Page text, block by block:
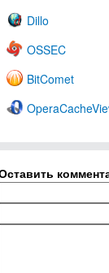
Dillo
OSSEC
BitComet